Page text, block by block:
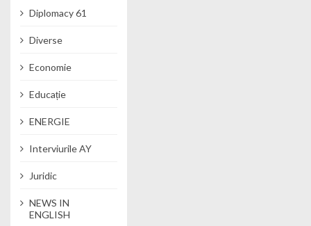
Diplomacy 61
Diverse
Economie
Educație
ENERGIE
Interviurile AY
Juridic
NEWS IN
ENGLISH